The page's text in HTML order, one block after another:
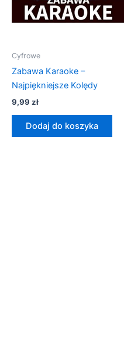
Cyfrowe
Zabawa Karaoke –
Najpiękniejsze Kolędy
9,99 zł
Dodaj do koszyka